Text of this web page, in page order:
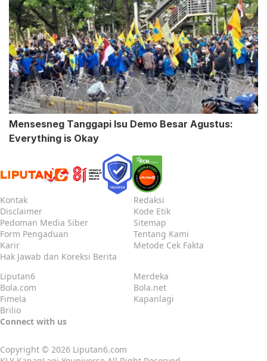
Mensesneg Tanggapi Isu Demo Besar Agustus:
Everything is Okay
Kontak
Redaksi
Disclaimer
Kode Etik
Pedoman Media Siber
Sitemap
Form Pengaduan
Tentang Kami
Karir
Metode Cek Fakta
Hak Jawab dan Koreksi Berita
Liputan6
Merdeka
Bola.com
Bola.net
Fimela
Kapanlagi
Brilio
Connect with us
Copyright © 2026 Liputan6.com